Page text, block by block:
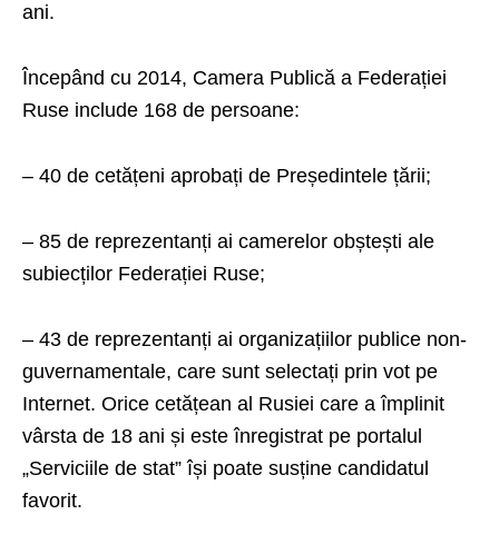
ani.
Începând cu 2014, Camera Publică a Federației
Ruse include 168 de persoane:
– 40 de cetățeni aprobați de Președintele țării;
– 85 de reprezentanți ai camerelor obștești ale
subiecților Federației Ruse;
– 43 de reprezentanți ai organizațiilor publice non-
guvernamentale, care sunt selectați prin vot pe
Internet. Orice cetățean al Rusiei care a împlinit
vârsta de 18 ani și este înregistrat pe portalul
„Serviciile de stat” își poate susține candidatul
favorit.